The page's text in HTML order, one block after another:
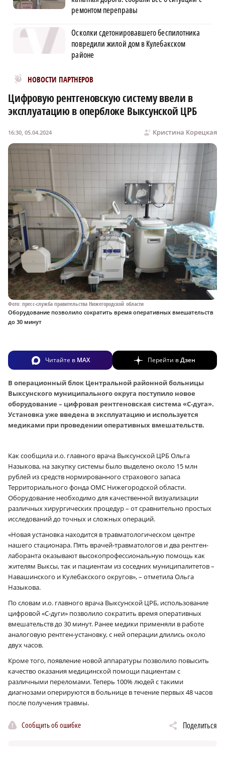
ремонтом переправы
Осколки сдетонировавшего беспилотника
повредили жилой дом в Кулебакском
районе
НОВОСТИ ПАРТНЕРОВ
Новости МирТесен
Цифровую рентгеновскую систему ввели в
эксплуатацию в оперблоке Выксунской ЦРБ
Кристина Корецкая
16:30, 05.04.2024
Фото: пресс-служба правительства Нижегородской области
Оборудование позволило сократить время оперативных вмешательств
до 30 минут
Читайте в MAX Перейти вДзен
В операционный блок Центральной районной больницы
Выксунского муниципального округа поступило новое
оборудование – цифровая рентгеновская система «С‑дуга».
Установка уже введена в эксплуатацию и используется
медиками при проведении оперативных вмешательств.
Как сообщила и.о. главного врача Выксунской ЦРБ Ольга
Назыкова, на закупку системы было выделено около 15 млн
рублей из средств нормированного страхового запаса
Территориального фонда ОМС Нижегородской области.
Оборудование необходимо для качественной визуализации
различных хирургических процедур – от сравнительно простых
исследований до точных и сложных операций.
«Новая установка находится в травматологическом центре
нашего стационара. Пять врачей-травматологов и два рентген-
лаборанта оказывают высокопрофессиональную помощь как
жителям Выксы, так и пациентам из соседних муниципалитетов –
Навашинского и Кулебакского округов», – отметила Ольга
Назыкова.
По словам и.о. главного врача Выксунской ЦРБ, использование
цифровой «С‑дуги» позволило сократить время оперативных
вмешательств до 30 минут. Ранее медики применяли в работе
аналоговую рентген-установку, с ней операции длились около
двух часов.
Кроме того, появление новой аппаратуры позволило повысить
качество оказания медицинской помощи пациентам с
различными переломами. Теперь 100% людей с такими
диагнозами оперируются в больнице в течение первых 48 часов
после получения травмы.
Сообщить об ошибке Поделиться